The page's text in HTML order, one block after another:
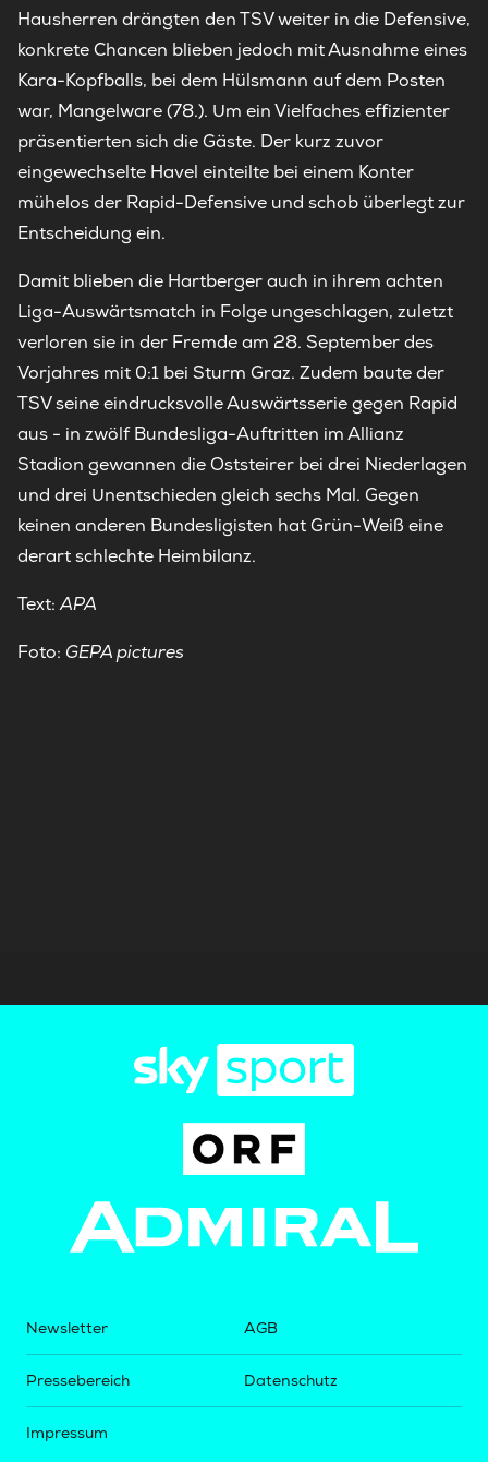
Hausherren drängten den TSV weiter in die Defensive,
konkrete Chancen blieben jedoch mit Ausnahme eines
Kara-Kopfballs, bei dem Hülsmann auf dem Posten
war, Mangelware (78.). Um ein Vielfaches effizienter
präsentierten sich die Gäste. Der kurz zuvor
eingewechselte Havel einteilte bei einem Konter
mühelos der Rapid-Defensive und schob überlegt zur
Entscheidung ein.
Damit blieben die Hartberger auch in ihrem achten
Liga-Auswärtsmatch in Folge ungeschlagen, zuletzt
verloren sie in der Fremde am 28. September des
Vorjahres mit 0:1 bei Sturm Graz. Zudem baute der
TSV seine eindrucksvolle Auswärtsserie gegen Rapid
aus - in zwölf Bundesliga-Auftritten im Allianz
Stadion gewannen die Oststeirer bei drei Niederlagen
und drei Unentschieden gleich sechs Mal. Gegen
keinen anderen Bundesligisten hat Grün-Weiß eine
derart schlechte Heimbilanz.
Text:APA
Foto: GEPA pictures
Newsletter
Pressebereich
Impressum
AGB
Datenschutz